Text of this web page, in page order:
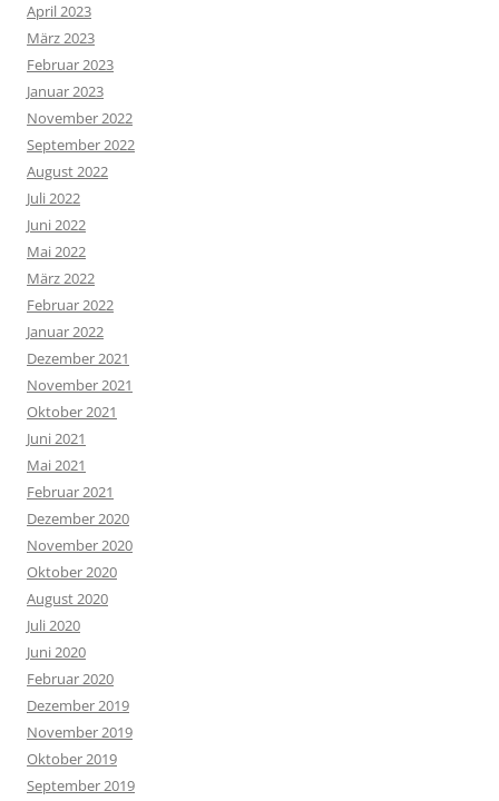
April 2023
März 2023
Februar 2023
Januar 2023
November 2022
September 2022
August 2022
Juli 2022
Juni 2022
Mai 2022
März 2022
Februar 2022
Januar 2022
Dezember 2021
November 2021
Oktober 2021
Juni 2021
Mai 2021
Februar 2021
Dezember 2020
November 2020
Oktober 2020
August 2020
Juli 2020
Juni 2020
Februar 2020
Dezember 2019
November 2019
Oktober 2019
September 2019